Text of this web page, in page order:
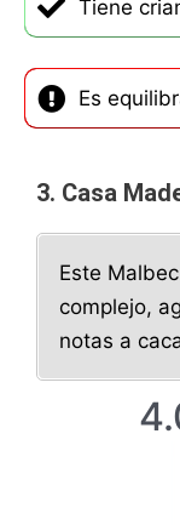
Tiene
Es
3. Casa
Este
complejo,
notas a